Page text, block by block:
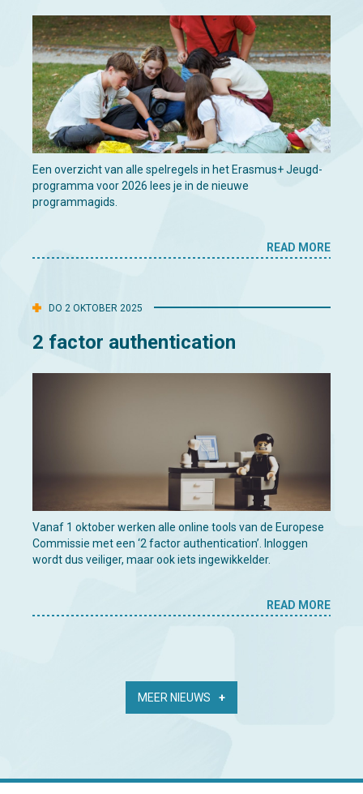
Een overzicht van alle spelregels in het Erasmus+ Jeugd-
programma voor 2026 lees je in de nieuwe
programmagids.
READ MORE
DO 2 OKTOBER 2025
2 factor authentication
Vanaf 1 oktober werken alle online tools van de Europese
Commissie met een ‘2 factor authentication’. Inloggen
wordt dus veiliger, maar ook iets ingewikkelder.
READ MORE
MEER NIEUWS